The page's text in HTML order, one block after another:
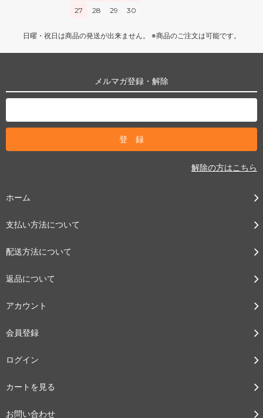
27
28 29 30
日曜・祝日は商品の発送が出来ません。 ※商品のご注文は可能です。
メルマガ登録・解除
解除の方はこちら
ホーム
支払い方法について
配送方法について
返品について
アカウント
会員登録
ログイン
カートを見る
お問い合わせ